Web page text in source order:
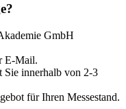
GmbH
E-Mail.
innerhalb von 2-3
für Ihren Messestand.